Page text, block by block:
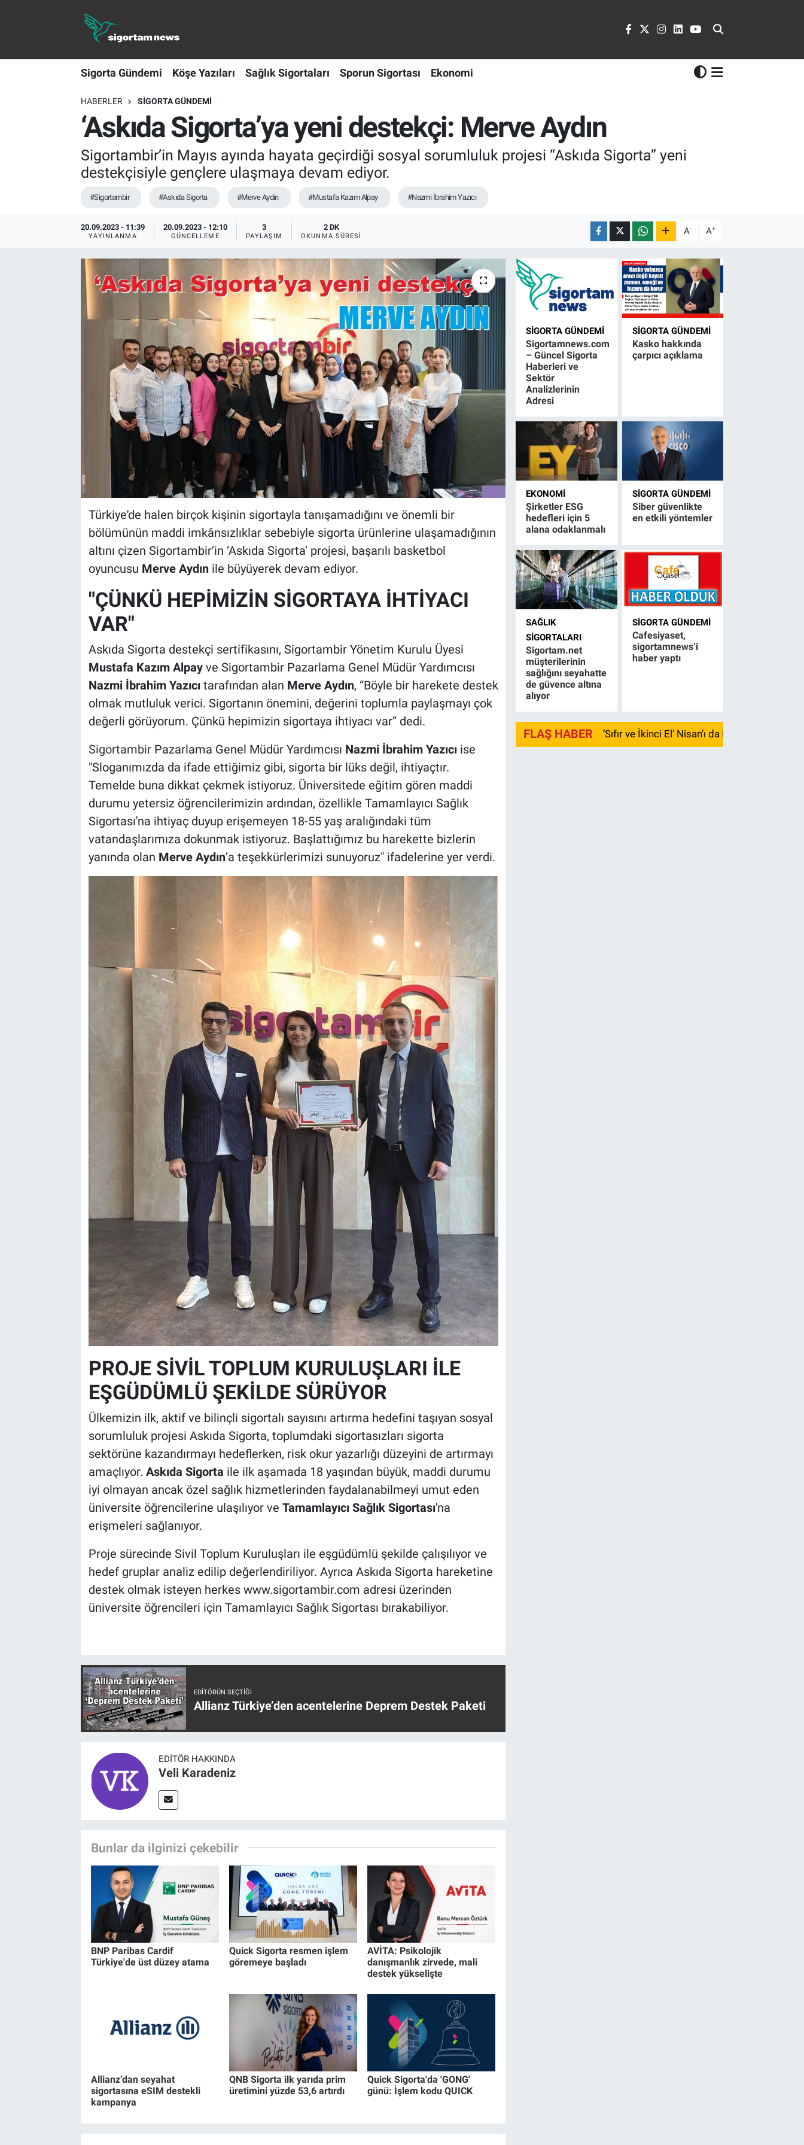
Sigorta Gündemi Köşe Yazıları Sağlık Sigortaları Sporun Sigortası Ekonomi
HABERLER SIGORTA GÜNDEMI
‘Askıda Sigorta’ya yeni destekçi: Merve Aydın
Sigortambir’in Mayıs ayında hayata geçirdiği sosyal sorumluluk projesi “Askıda Sigorta” yeni
destekçisiyle gençlere ulaşmaya devam ediyor.
#Sigortambir #Askıda Sigorta #Merve Aydın #Mustafa Kazım Alpay #Nazmi İbrahim Yazıcı
20.09.2023 - 11:39
YAYINLANMA
20.09.2023 - 12:10
GÜNCELLEME
3
PAYLAŞIM
2 DK
OKUNMA SÜRESI A- A+
Türkiye'de halen birçok kişinin sigortayla tanışamadığını ve önemli bir
bölümünün maddi imkânsızlıklar sebebiyle sigorta ürünlerine ulaşamadığının
altını çizen Sigortambir’in ‘Askıda Sigorta’ projesi, başarılı basketbol
oyuncusu Merve Aydınile büyüyerek devam ediyor.
"ÇÜNKÜ HEPİMİZİN SİGORTAYA İHTİYACI
VAR"
Askıda Sigorta destekçi sertifikasını, Sigortambir Yönetim Kurulu Üyesi
Mustafa Kazım Alpay ve Sigortambir Pazarlama Genel Müdür Yardımcısı
Nazmi İbrahim Yazıcıtarafından alan Merve Aydın, “Böyle bir harekete destek
olmak mutluluk verici. Sigortanın önemini, değerini toplumla paylaşmayı çok
değerli görüyorum. Çünkü hepimizin sigortaya ihtiyacı var” dedi.
SigortambirPazarlama Genel Müdür Yardımcısı Nazmi İbrahim Yazıcıise
"Sloganımızda da ifade ettiğimiz gibi, sigorta bir lüks değil, ihtiyaçtır.
Temelde buna dikkat çekmek istiyoruz. Üniversitede eğitim gören maddi
durumu yetersiz öğrencilerimizin ardından, özellikle Tamamlayıcı Sağlık
Sigortası'na ihtiyaç duyup erişemeyen 18-55 yaş aralığındaki tüm
vatandaşlarımıza dokunmak istiyoruz. Başlattığımız bu harekette bizlerin
yanında olan Merve Aydın’a teşekkürlerimizi sunuyoruz" ifadelerine yer verdi.
PROJE SİVİL TOPLUM KURULUŞLARI İLE
EŞGÜDÜMLÜ ŞEKİLDE SÜRÜYOR
Ülkemizin ilk, aktif ve bilinçli sigortalı sayısını artırma hedefini taşıyan sosyal
sorumluluk projesi Askıda Sigorta, toplumdaki sigortasızları sigorta
sektörüne kazandırmayı hedeflerken, risk okur yazarlığı düzeyini de artırmayı
amaçlıyor. Askıda Sigorta ile ilk aşamada 18 yaşından büyük, maddi durumu
iyi olmayan ancak özel sağlık hizmetlerinden faydalanabilmeyi umut eden
üniversite öğrencilerine ulaşılıyor ve Tamamlayıcı Sağlık Sigortası'na
erişmeleri sağlanıyor.
Proje sürecinde Sivil Toplum Kuruluşları ile eşgüdümlü şekilde çalışılıyor ve
hedef gruplar analiz edilip değerlendiriliyor. Ayrıca Askıda Sigorta hareketine
destek olmak isteyen herkes www.sigortambir.com adresi üzerinden
üniversite öğrencileri için Tamamlayıcı Sağlık Sigortası bırakabiliyor.
EDITÖRÜN SEÇTIĞI
Allianz Türkiye’den acentelerine Deprem Destek Paketi
EDITÖR HAKKINDA
Veli Karadeniz
Bunlar da ilginizi çekebilir
BNP Paribas Cardif
Türkiye'de üst düzey atama
Quick Sigorta resmen işlem
göremeye başladı
AVİTA: Psikolojik
danışmanlık zirvede, mali
destek yükselişte
Allianz’dan seyahat
sigortasına eSIM destekli
kampanya
QNB Sigorta ilk yarıda prim
üretimini yüzde 53,6 artırdı
Quick Sigorta'da 'GONG'
günü: İşlem kodu QUICK
SIGORTA GÜNDEMI
Sigortamnews.com
– Güncel Sigorta
Haberleri ve
Sektör
Analizlerinin
Adresi
SIGORTA GÜNDEMI
Kasko hakkında
çarpıcı açıklama
EKONOMI
Şirketler ESG
hedefleri için 5
alana odaklanmalı
SIGORTA GÜNDEMI
Siber güvenlikte
en etkili yöntemler
SAĞLIK
SIGORTALARI
Sigortam.net
müşterilerinin
sağlığını seyahatte
de güvence altına
alıyor
SIGORTA GÜNDEMI
Cafesiyaset,
sigortamnews’i
haber yaptı
FLAŞ HABER ‘Sıfır ve İkinci El’ Nisan’ı da kayıpla kapadı
Sigorta Gündemi
Köşe Yazıları
Sağlık Sigortaları
Sporun Sigortası